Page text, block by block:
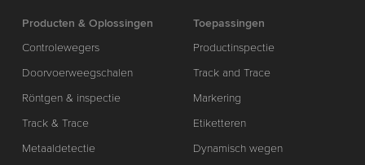
Producten & Oplossingen
Controlewegers
Doorvoerweegschalen
Röntgen & inspectie
Track & Trace
Metaaldetectie
Toepassingen
Productinspectie
Track and Trace
Markering
Etiketteren
Dynamisch wegen